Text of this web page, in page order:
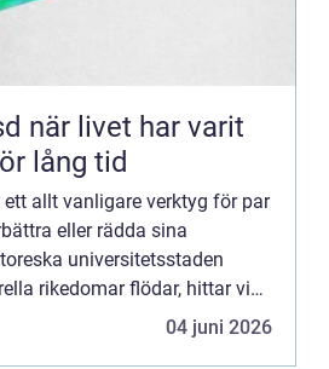
lång tid
allt vanligare verktyg för par
eller rädda sina
universitetsstaden
rikedomar flödar, hittar vi
04 juni 2026